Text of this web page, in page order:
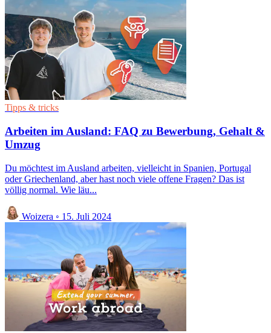
Tipps & tricks
Arbeiten im Ausland: FAQ zu Bewerbung, Gehalt &
Umzug
Du möchtest im Ausland arbeiten, vielleicht in Spanien, Portugal
oder Griechenland, aber hast noch viele offene Fragen? Das ist
völlig normal. Wie läu...
Woizera ◦ 15. Juli 2024